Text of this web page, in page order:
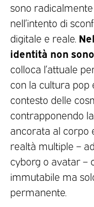
sono
nell’intento di
digitale e reale.
identità non
colloca l’attuale
con la cultura pop
contesto delle
contrapponendo
ancorata al corpo
realtà multiple –
cyborg o avatar –
immutabile ma
permanente.